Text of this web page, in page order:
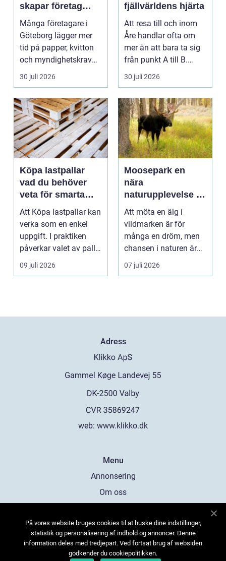
skapar företag
bättre kontroll och
mer tid
Många företagare i
Göteborg lägger mer
tid på papper, kvitton
och myndighetskrav
än på kunder och ut...
30 juli 2026
fjällvärldens hjärta
Att resa till och inom
Åre handlar ofta om
mer än att bara ta sig
från punkt A till B.
Vädret skifta...
30 juli 2026
Köpa lastpallar
vad du behöver
veta för smarta
och hållbara val
Att Köpa lastpallar kan
verka som en enkel
uppgift. I praktiken
påverkar valet av pall
09 juli 2026
Moosepark en
nära
naturupplevelse i
hjärtat av småland
Att möta en älg i
vildmarken är för
många en dröm, men
chansen i naturen är
ofta liten och flyktig. ...
07 juli 2026
Adress
web: www.klikko.dk
Menu
Annonsering
Om oss
Kontakta oss
Sitemap
På vores website bruges cookies til at huske dine indstillinger,
statistik og personalisering af indhold og annoncer. Denne
information deles med tredjepart. Ved fortsat brug af websiden
godkender du cookiepolitikken.